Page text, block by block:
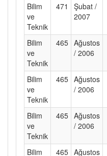
Bilim
ve
Teknik
471
Şubat /
2007
Bilim
ve
Teknik
465 Ağustos
/ 2006
Bilim
ve
Teknik
465 Ağustos
/ 2006
Bilim
ve
Teknik
465 Ağustos
/ 2006
Bilim 465 Ağustos